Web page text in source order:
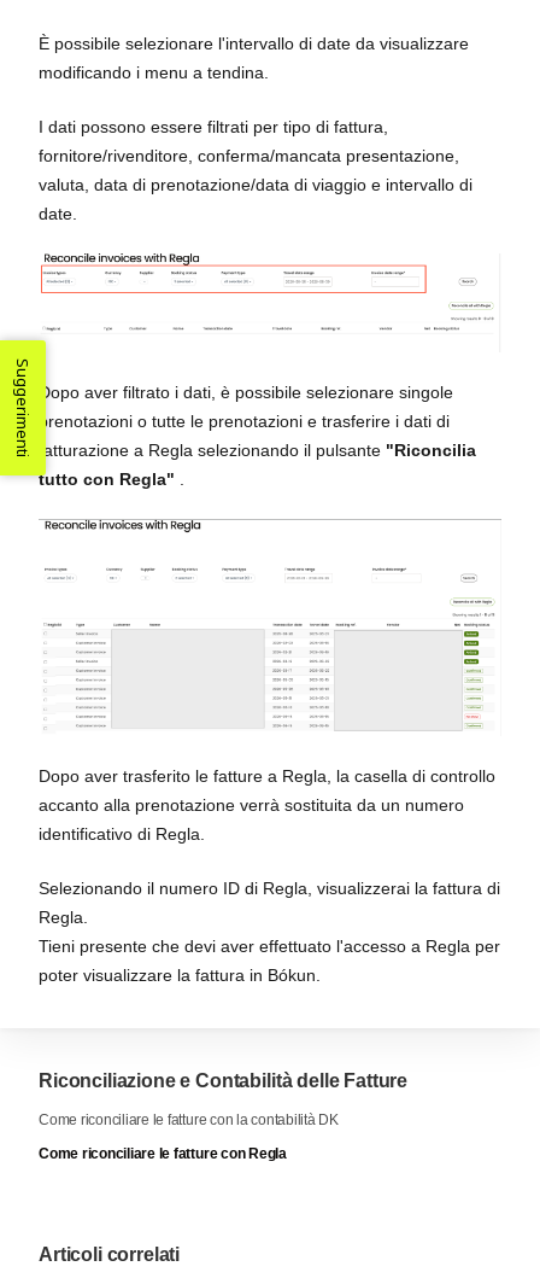
È possibile selezionare l'intervallo di date da visualizzare
modificando i menu a tendina.
I dati possono essere filtrati per tipo di fattura,
fornitore/rivenditore, conferma/mancata presentazione,
valuta, data di prenotazione/data di viaggio e intervallo di
date.
Dopo aver filtrato i dati, è possibile selezionare singole
prenotazioni o tutte le prenotazioni e trasferire i dati di
fatturazione a Regla selezionando il pulsante "Riconcilia
tutto con Regla"
Dopo aver trasferito le fatture a Regla, la casella di controllo
accanto alla prenotazione verrà sostituita da un numero
identificativo di Regla.
Selezionando il numero ID di Regla, visualizzerai la fattura di
Regla.
Tieni presente che devi aver effettuato l'accesso a Regla per
poter visualizzare la fattura in Bókun.
Riconciliazione e Contabilità delle Fatture
Come riconciliare le fatture con la contabilità DK
Come riconciliare le fatture con Regla
Articoli correlati
Suggerimenti